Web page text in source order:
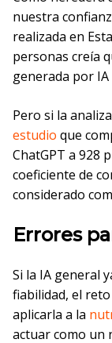
nuestra
realizada en
personas creía
generada por
Pero si la
estudio que
ChatGPT a 928
coeficiente de
considerado
Errores
Si la IA general
fiabilidad, el
aplicarla a la
actuar como un